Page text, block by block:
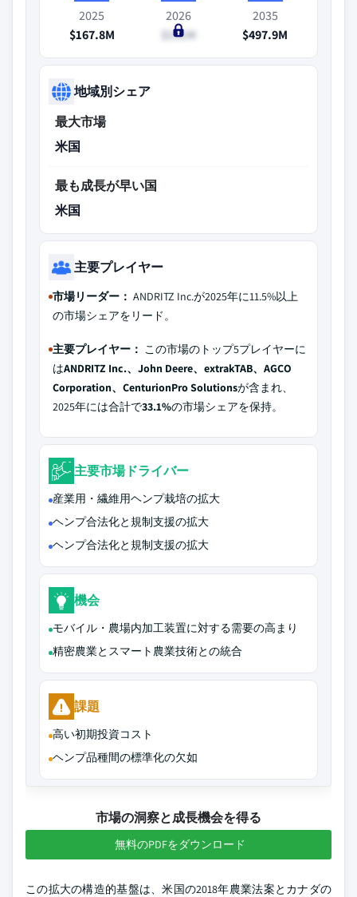
2025
$167.8M
2026
$191M
2035
$497.9M
地域別シェア
最大市場
米国
最も成長が早い国
米国
主要プレイヤー
市場リーダー： ANDRITZ Inc.が2025年に11.5%以上
の市場シェアをリード。
主要プレイヤー： この市場のトップ5プレイヤーに
はANDRITZ Inc.、John Deere、extrakTAB、AGCO
Corporation、CenturionPro Solutionsが含まれ、
2025年には合計で33.1%の市場シェアを保持。
主要市場ドライバー
産業用・繊維用ヘンプ栽培の拡大
ヘンプ合法化と規制支援の拡大
ヘンプ合法化と規制支援の拡大
機会
モバイル・農場内加工装置に対する需要の高まり
精密農業とスマート農業技術との統合
課題
高い初期投資コスト
ヘンプ品種間の標準化の欠如
市場の洞察と成長機会を得る
無料のPDFをダウンロード
この拡大の構造的基盤は、米国の2018年農業法案とカナダの